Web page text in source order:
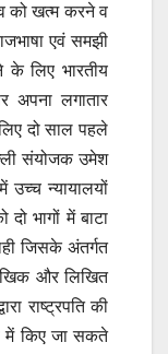
को खत्म करने व
एवं समझी
के लिए भारतीय
अपना लगातार
दो साल पहले
संयोजक उमेश
न्यायालयों
भागों में बाटा
जिसके अंतर्गत
और लिखित
राष्ट्रपति की
में किए जा सकते